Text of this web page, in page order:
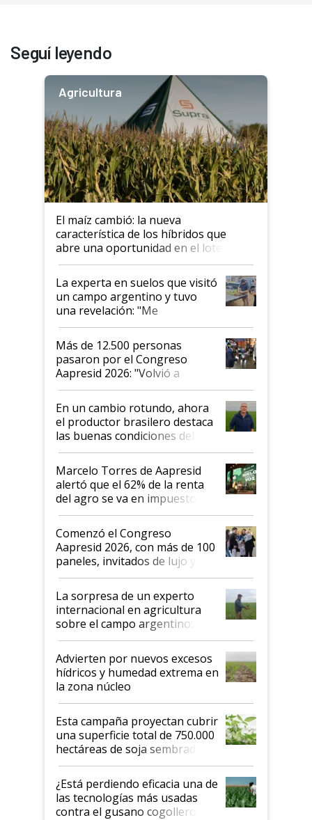
Seguí leyendo
Agricultura
El maíz cambió: la nueva
característica de los híbridos que
abre una oportunidad en el lote
La experta en suelos que visitó
un campo argentino y tuvo
una revelación: "Me
impresionó mucho"
Más de 12.500 personas
pasaron por el Congreso
Aapresid 2026: "Volvió a
demostrar que hablar del
suelo es hablar de todo el
sistema productivo"
En un cambio rotundo, ahora
el productor brasilero destaca
las buenas condiciones del
agro argentino para invertir:
"Los veo más motivados"
Marcelo Torres de Aapresid
alertó que el 62% de la renta
del agro se va en impuestos:
"No es bueno que en
Argentina se sigan discutiendo
las mismas cosas de hace 50
años"
Comenzó el Congreso
Aapresid 2026, con más de 100
paneles, invitados de lujo y
todas las tendencias
La sorpresa de un experto
internacional en agricultura
sobre el campo argentino:
"Estoy muy impresionado"
Advierten por nuevos excesos
hídricos y humedad extrema en
la zona núcleo
Esta campaña proyectan cubrir
una superficie total de 750.000
hectáreas de soja sembradas
con una nueva generación de
variedades que marcan un
salto tecnológico en genética y
rendimiento
¿Está perdiendo eficacia una de
las tecnologías más usadas
contra el gusano cogollero? El